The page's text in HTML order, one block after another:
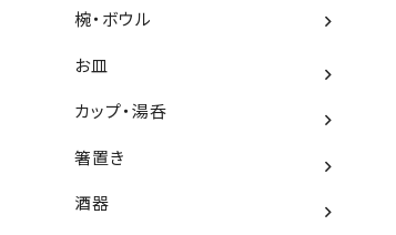
椀・ボウル
お皿
カップ・湯呑
箸置き
酒器